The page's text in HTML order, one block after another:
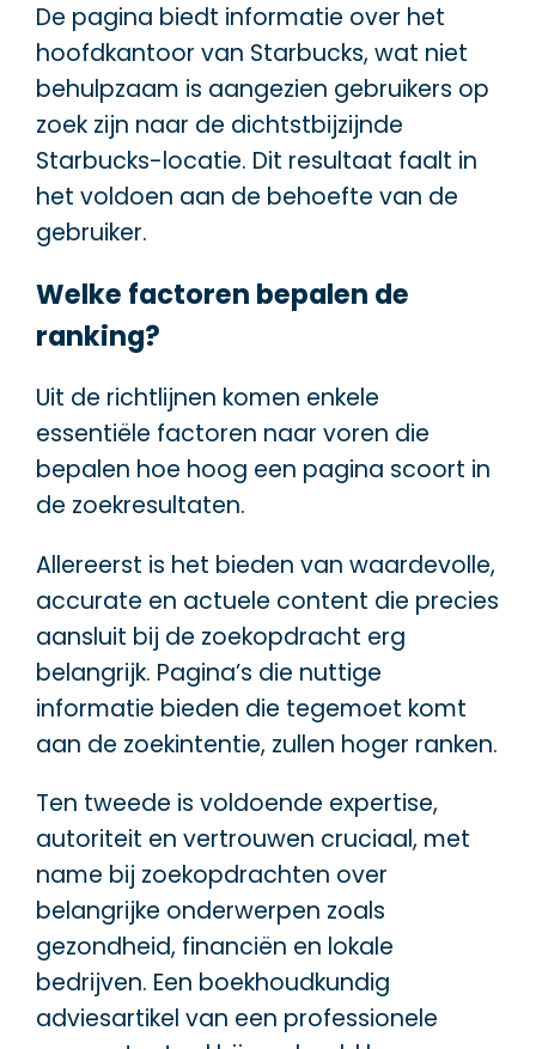
De pagina biedt informatie over het
hoofdkantoor van Starbucks, wat niet
behulpzaam is aangezien gebruikers op
zoek zijn naar de dichtstbijzijnde
Starbucks-locatie. Dit resultaat faalt in
het voldoen aan de behoefte van de
gebruiker.
Welke factoren bepalen de
ranking?
Uit de richtlijnen komen enkele
essentiële factoren naar voren die
bepalen hoe hoog een pagina scoort in
de zoekresultaten.
Allereerst is het bieden van waardevolle,
accurate en actuele content die precies
aansluit bij de zoekopdracht erg
belangrijk. Pagina’s die nuttige
informatie bieden die tegemoet komt
aan de zoekintentie, zullen hoger ranken.
Ten tweede is voldoende expertise,
autoriteit en vertrouwen cruciaal, met
name bij zoekopdrachten over
belangrijke onderwerpen zoals
gezondheid, financiën en lokale
bedrijven. Een boekhoudkundig
adviesartikel van een professionele